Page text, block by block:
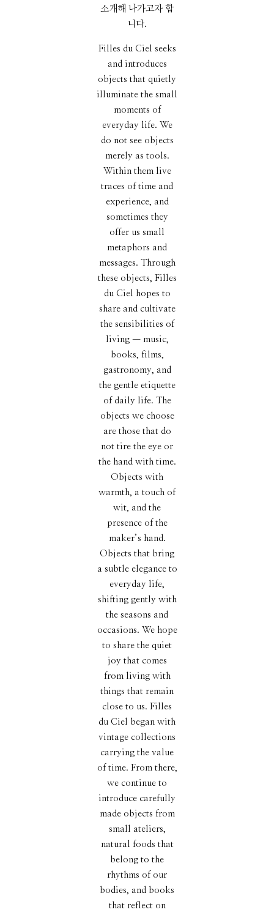
소개해 나가고자 합
니다.
Filles du Ciel seeks
and introduces
objects that quietly
illuminate the small
moments of
everyday life. We
do not see objects
merely as tools.
Within them live
traces of time and
experience, and
sometimes they
offer us small
metaphors and
messages. Through
these objects, Filles
du Ciel hopes to
share and cultivate
the sensibilities of
living — music,
books, films,
gastronomy, and
the gentle etiquette
of daily life. The
objects we choose
are those that do
not tire the eye or
the hand with time.
Objects with
warmth, a touch of
wit, and the
presence of the
maker’s hand.
Objects that bring
a subtle elegance to
everyday life,
shifting gently with
the seasons and
occasions. We hope
to share the quiet
joy that comes
from living with
things that remain
close to us. Filles
du Ciel began with
vintage collections
carrying the value
of time. From there,
we continue to
introduce carefully
made objects from
small ateliers,
natural foods that
belong to the
rhythms of our
bodies, and books
that reflect on